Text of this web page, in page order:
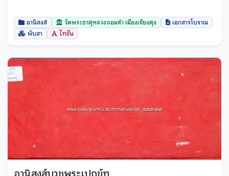
อานิสงส์ วัดพระธาตุหลวงจอมคำ เมืองเชียงตุง
เอกสารโบราณ
พับสา
ไทขึน